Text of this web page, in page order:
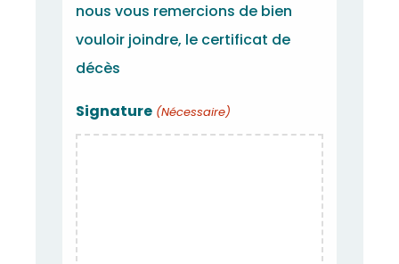
nous vous remercions de bien
vouloir joindre, le certificat de
décès
Signature (Nécessaire)